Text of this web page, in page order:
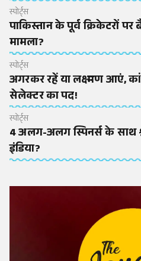
स्पोर्ट्स
पाकिस्तान के पूर्व क्रिकेटरों
मामला?
स्पोर्ट्स
अगरकर रहें या लक्ष्मण आएं,
सेलेक्टर का पद!
स्पोर्ट्स
4 अलग-अलग स्पिनर्स के साथ
इंडिया?